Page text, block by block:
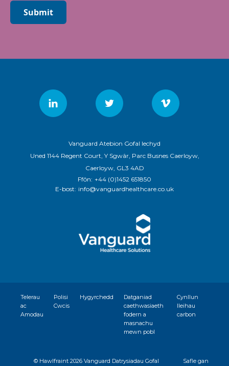
Submit
Vanguard Atebion Gofal Iechyd
Uned 1144 Regent Court, Y Sgwâr, Parc Busnes Caerloyw,
Caerloyw, GL3 4AD
Ffôn: +44 (0)1452 651850
E-bost: info@vanguardhealthcare.co.uk
Telerau
ac
Amodau
Polisi
Cwcis
Hygyrchedd
Datganiad
caethwasiaeth
fodern a
masnachu
mewn pobl
Cynllun
lleihau
carbon
© Hawlfraint2026 Vanguard Datrysiadau Gofal Safle gan